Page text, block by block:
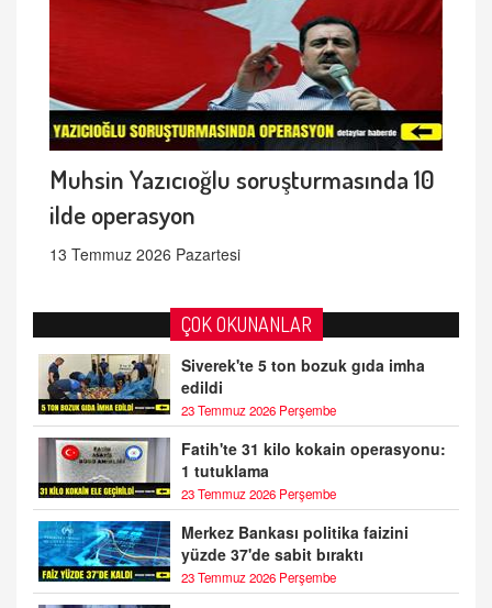
Muhsin Yazıcıoğlu soruşturmasında 10
ilde operasyon
13 Temmuz 2026 Pazartesi
ÇOK OKUNANLAR
Siverek'te 5 ton bozuk gıda imha
edildi
23 Temmuz 2026 Perşembe
Fatih'te 31 kilo kokain operasyonu:
1 tutuklama
23 Temmuz 2026 Perşembe
Merkez Bankası politika faizini
yüzde 37'de sabit bıraktı
23 Temmuz 2026 Perşembe